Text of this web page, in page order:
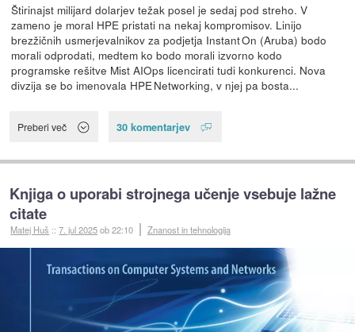
Štirinajst milijard dolarjev težak posel je sedaj pod streho. V
zameno je moral HPE pristati na nekaj kompromisov. Linijo
brezžičnih usmerjevalnikov za podjetja Instant On (Aruba) bodo
morali odprodati, medtem ko bodo morali izvorno kodo
programske rešitve Mist AIOps licencirati tudi konkurenci. Nova
divzija se bo imenovala HPE Networking, v njej pa bosta...
Preberi več 30 komentarjev
Knjiga o uporabi strojnega učenje vsebuje lažne
citate
Matej Huš ::7. jul 2025ob 22:10 Znanost in tehnologija